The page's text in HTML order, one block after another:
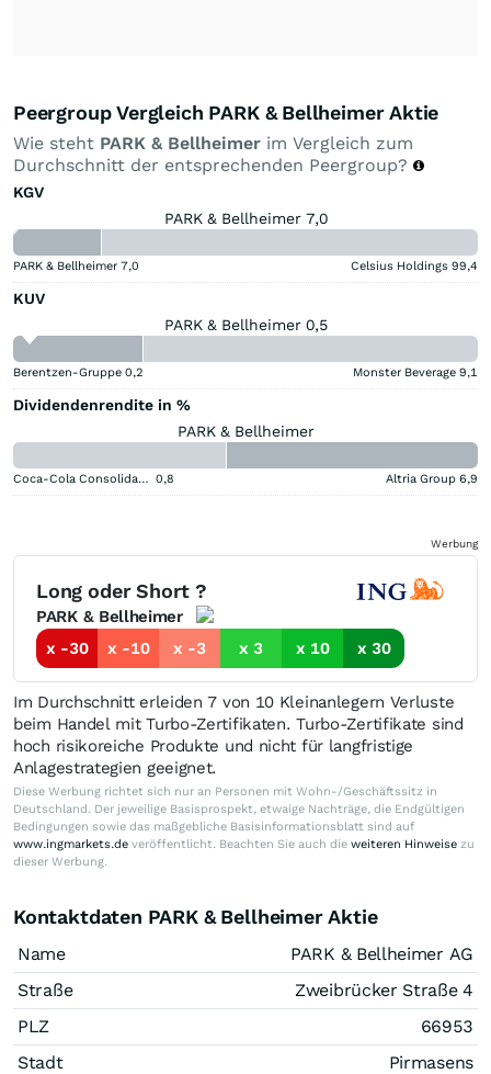
Peergroup Vergleich PARK & Bellheimer Aktie
Wie steht PARK & Bellheimer im Vergleich zum
Durchschnitt der entsprechenden Peergroup?
KGV
PARK & Bellheimer 7,0
PARK & Bellheimer 7,0 Celsius Holdings 99,4
KUV
PARK & Bellheimer 0,5
Berentzen-Gruppe 0,2 Monster Beverage 9,1
Dividendenrendite in %
PARK & Bellheimer
Coca-Cola Consolidated 0,8 Altria Group 6,9
Werbung
Long oder Short ?
PARK & Bellheimer
x -30
x -10 x -3 x 3 x 10 x 30
Im Durchschnitt erleiden 7 von 10 Kleinanlegern Verluste
beim Handel mit Turbo-Zertifikaten. Turbo-Zertifikate sind
hoch risikoreiche Produkte und nicht für langfristige
Anlagestrategien geeignet.
Diese Werbung richtet sich nur an Personen mit Wohn-/Geschäftssitz in
Deutschland. Der jeweilige Basisprospekt, etwaige Nachträge, die Endgültigen
Bedingungen sowie das maßgebliche Basisinformationsblatt sind auf
www.ingmarkets.de veröffentlicht. Beachten Sie auch die weiteren Hinweise zu
dieser Werbung.
Kontaktdaten PARK & Bellheimer Aktie
Name
PARK & Bellheimer AG
Straße
Zweibrücker Straße 4
PLZ
66953
Stadt
Pirmasens